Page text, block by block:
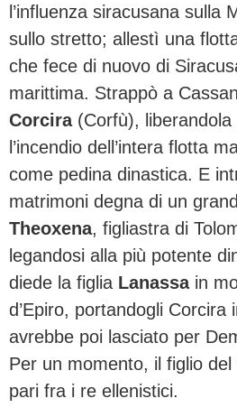
l’influenza siracusana sulla
sullo stretto; allestì una
che fece di nuovo di
marittima. Strappò a
Corcira(Corfù), liberandola
l’incendio dell’intera flotta
come pedina dinastica. E
matrimoni degna di un
Theoxena, figliastra di
legandosi alla più potente
diede la figlia Lanassain
d’Epiro, portandogli Corcira
avrebbe poi lasciato per
Per un momento, il figlio
pari fra i re ellenistici.